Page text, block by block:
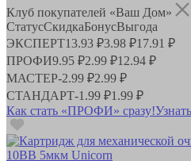
Клуб покупателей «Ваш Дом»
СтатусСкидкаБонусВыгода
ЭКСПЕРТ13.93 ₽3.98 ₽17.91 ₽
ПРОФИ9.95 ₽2.99 ₽12.94 ₽
МАСТЕР-2.99 ₽2.99 ₽
СТАНДАРТ-1.99 ₽1.99 ₽
Как стать «ПРОФИ» сразу!